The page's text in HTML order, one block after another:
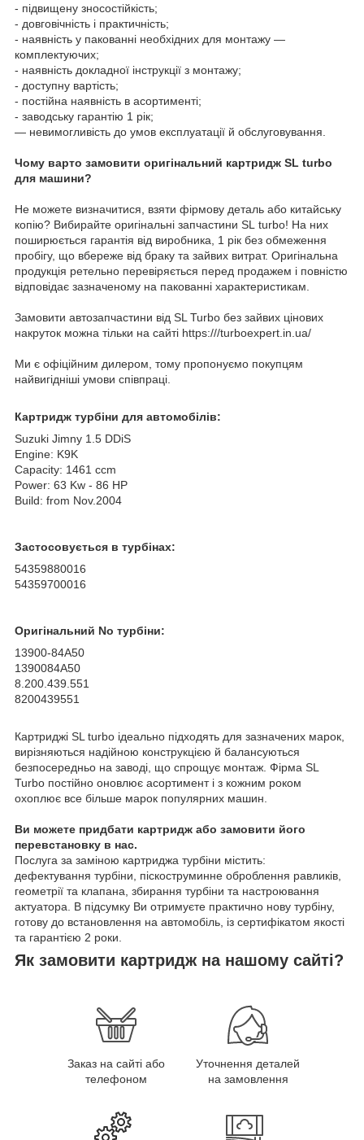
- підвищену зносостійкість;
- довговічність і практичність;
- наявність у пакованні необхідних для монтажу —
комплектуючих;
- наявність докладної інструкції з монтажу;
- доступну вартість;
- постійна наявність в асортименті;
- заводську гарантію 1 рік;
— невимогливість до умов експлуатації й обслуговування.
Чому варто замовити оригінальний картридж SL turbo
для машини?
Не можете визначитися, взяти фірмову деталь або китайську
копію? Вибирайте оригінальні запчастини SL turbo! На них
поширюється гарантія від виробника, 1 рік без обмеження
пробігу, що вбереже від браку та зайвих витрат. Оригінальна
продукція ретельно перевіряється перед продажем і повністю
відповідає зазначеному на пакованні характеристикам.
Замовити автозапчастини від SL Turbo без зайвих цінових
накруток можна тільки на сайті https:///turboexpert.in.ua/
Ми є офіційним дилером, тому пропонуємо покупцям
найвигідніші умови співпраці.
Картридж турбіни для автомобілів:
Suzuki Jimny 1.5 DDiS
Engine: K9K
Capacity: 1461 ccm
Power: 63 Kw - 86 HP
Build: from Nov.2004
Застосовується в турбінах:
54359880016
54359700016
Оригінальний No турбіни:
13900-84A50
1390084A50
8.200.439.551
8200439551
Картриджі SL turbo ідеально підходять для зазначених марок,
вирізняються надійною конструкцією й балансуються
безпосередньо на заводі, що спрощує монтаж. Фірма SL
Turbo постійно оновлює асортимент і з кожним роком
охоплює все більше марок популярних машин.
Ви можете придбати картридж або замовити його
перевстановку в нас.
Послуга за заміною картриджа турбіни містить:
дефектування турбіни, піскоструминне оброблення равликів,
геометрії та клапана, збирання турбіни та настроювання
актуатора. В підсумку Ви отримуєте практично нову турбіну,
готову до встановлення на автомобіль, із сертифікатом якості
та гарантією 2 роки.
Як замовити картридж на нашому сайті?
Заказ на сайті або
телефоном
Уточнення деталей
на замовлення